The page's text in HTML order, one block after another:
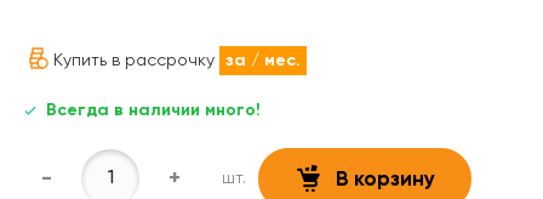
Купить в рассрочку за / мес.
Всегда в наличии много!
- + шт. В корзину